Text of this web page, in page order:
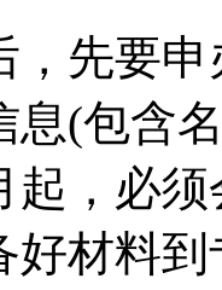
，先要
息(包含
起，必
好材料